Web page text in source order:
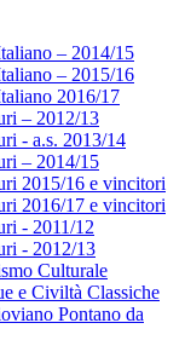
– 2014/15
– 2015/16
2016/17
– 2012/13
- a.s. 2013/14
– 2014/15
2015/16 e vincitori
2016/17 e vincitori
- 2011/12
- 2012/13
Culturale
e Civiltà Classiche
Pontano da